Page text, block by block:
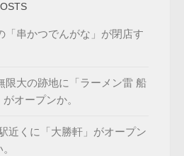
「串かつでんがな」が閉店す
限大の跡地に「ラーメン雷 船
オープンか。
近くに「大勝軒」がオープン